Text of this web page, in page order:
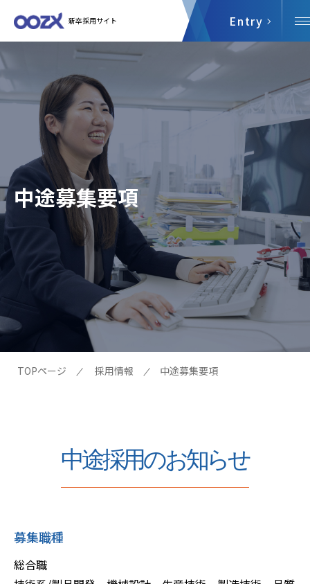
新卒採用サイト Entry
中途募集要項
TOPページ 採用情報 中途募集要項
中途採用のお知らせ
募集職種
総合職